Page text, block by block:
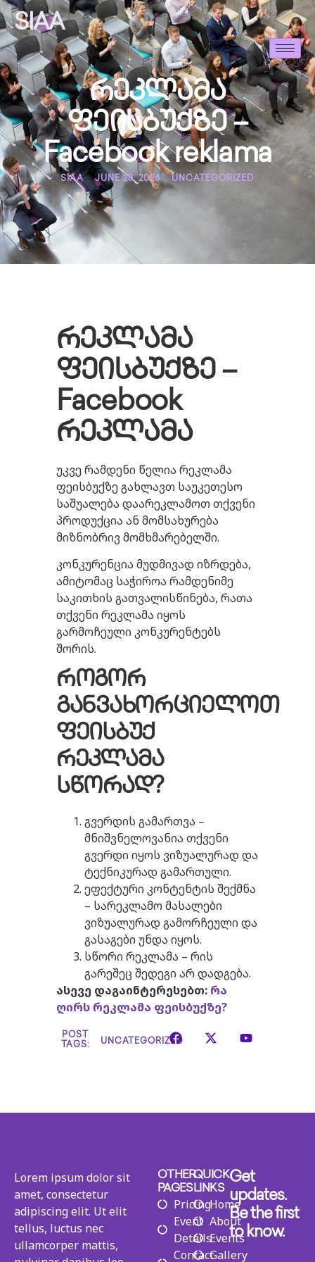
SIAA
რეკლამა
ფეისბუქზე –
Facebook reklama
SIAA JUNE 28, 2026 UNCATEGORIZED
რეკლამა
ფეისბუქზე–
Facebook
რეკლამა
უკვე რამდენი წელია რეკლამა
ფეისბუქზე გახლავთ საუკეთესო
საშუალება დაარეკლამოთ თქვენი
პროდუქცია ან მომსახურება
მიზნობრივ მომხმარებელში.
კონკურენცია მუდმივად იზრდება,
ამიტომაც საჭიროა რამდენიმე
საკითხის გათვალისწინება, რათა
თქვენი რეკლამა იყოს
გარმოჩეული კონკურენტებს
შორის.
როგორ
განვახორციელოთ
ფეისბუქ
რეკლამა
სწორად?
გვერდის გამართვა –
მნიშვნელოვანია თქვენი
გვერდი იყოს ვიზუალურად და
ტექნიკურად გამართული.
ეფექტური კონტენტის შექმნა
– სარეკლამო მასალები
ვიზუალურად გამორჩეული და
გასაგები უნდა იყოს.
სწორი რეკლამა – რის
გარეშეც შედეგი არ დადგება.
ასევე დაგაინტერესებთ: რა
ღირს რეკლამა ფეისბუქზე?
UNCATEGORIZED
POST
TAGS:
Lorem ipsum dolor sit
amet, consectetur
adipiscing elit. Ut elit
tellus, luctus nec
ullamcorper mattis,
OTHER
PAGES
Pricing
Event
Details
Contact
QUICK
LINKS
Home
About
Events
Gallery
Get
updates.
Be the first
to know.